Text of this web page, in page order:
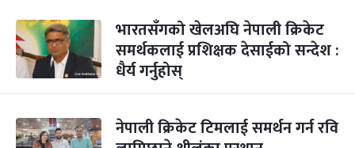
भारतसँगको खेलअघि नेपाली क्रिकेट
समर्थकलाई प्रशिक्षक देसाईको सन्देश :
धैर्य गर्नुहोस्
नेपाली क्रिकेट टिमलाई समर्थन गर्न रवि